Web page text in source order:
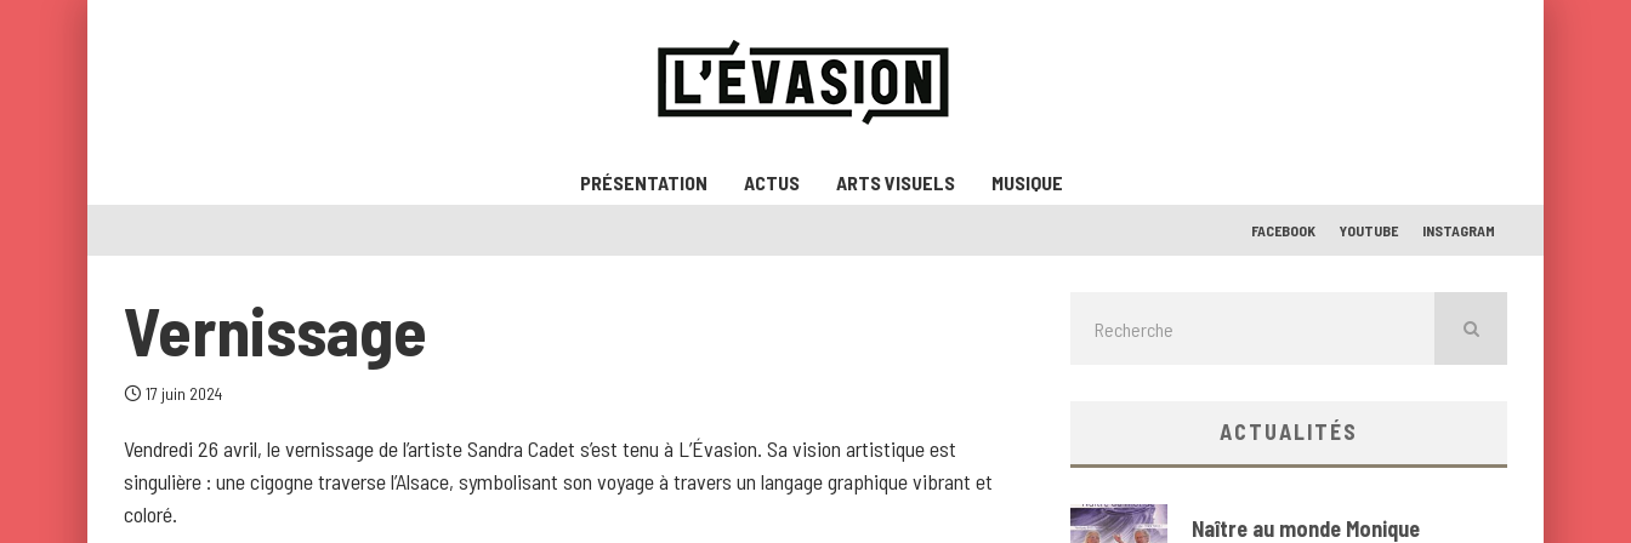
PRÉSENTATION ACTUS ARTS VISUELS MUSIQUE
FACEBOOK YOUTUBE INSTAGRAM
Vernissage
17 juin 2024
Vendredi 26 avril, le vernissage de l’artiste Sandra Cadet s’est tenu à L’Évasion. Sa vision artistique est
singulière : une cigogne traverse l’Alsace, symbolisant son voyage à travers un langage graphique vibrant et
coloré.
ACTUALITÉS
Naître au monde Monique